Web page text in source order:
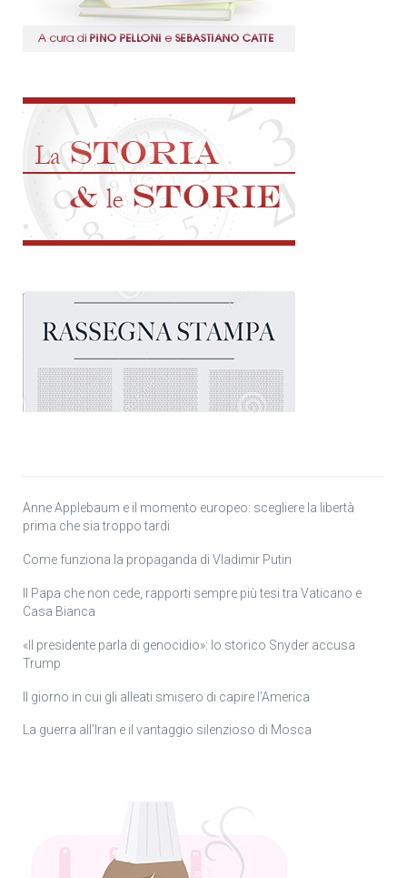
Anne Applebaum e il momento europeo: scegliere la libertà
prima che sia troppo tardi
Come funziona la propaganda di Vladimir Putin
Il Papa che non cede, rapporti sempre più tesi tra Vaticano e
Casa Bianca
«Il presidente parla di genocidio»: lo storico Snyder accusa
Trump
Il giorno in cui gli alleati smisero di capire l’America
La guerra all’Iran e il vantaggio silenzioso di Mosca